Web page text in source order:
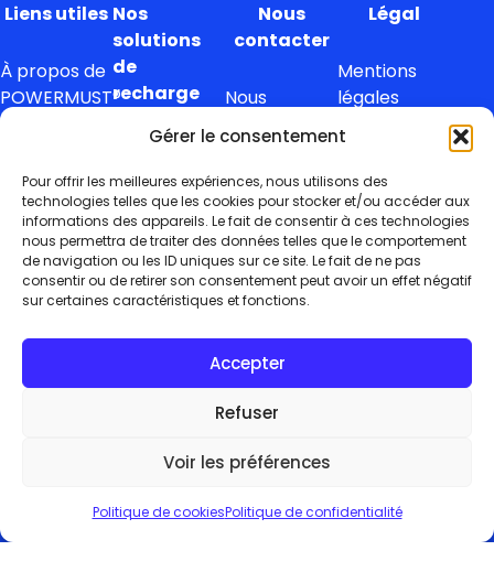
Gérer le consentement
Pour offrir les meilleures expériences, nous utilisons des
technologies telles que les cookies pour stocker et/ou accéder aux
informations des appareils. Le fait de consentir à ces technologies
nous permettra de traiter des données telles que le comportement
de navigation ou les ID uniques sur ce site. Le fait de ne pas
consentir ou de retirer son consentement peut avoir un effet négatif
sur certaines caractéristiques et fonctions.
Accepter
Refuser
Voir les préférences
Politique de cookiesPolitique de confidentialité
Liens utiles
À propos de
POWERMUST®
Nos
solutions
de
recharge
Par type de
véhicule
Par type de
station
Par secteur
d’activité
Nous
contacter
Nous
envoyer un
mail
Nous
téléphoner
Nous suivre
Légal
Mentions
légales
Confidentialité
Cookies
© Copyright 2025 POWERMUST®